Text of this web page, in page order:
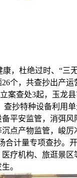
杜绝过时、“三
个，共查抄出产
案查处3起，玉龙
抄特种设备利用
平安监管，消弭
点产物监管，峻厉
计量专项查抄。
疗机构、旅逛景
。